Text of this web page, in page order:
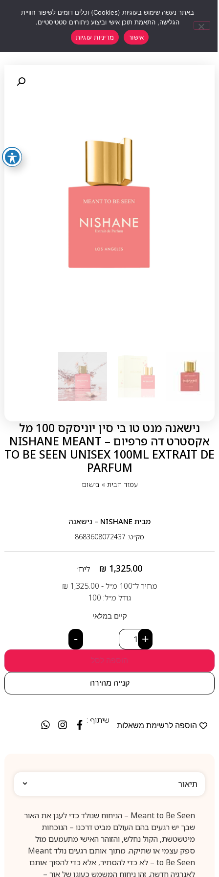
נישאנה מנט טו בי סין יוניסקס 100 מל
אקסטרט דה פרפיום – NISHANE MEANT
TO BE SEEN UNISEX 100ML EXTRAIT DE
PARFUM
עמוד הבית» בישום
מבית NISHANE – נישאנה
מק״ט: 8683608072437
₪ 1,325.00
ליח׳
מחיר ל־100 מ״ל -
₪ 1,325.00
גודל מ״ל: 100
קיים במלאי
- +
הוספה לסל
קנייה מהירה
הוספה לרשימת משאלות
שיתוף :
תיאור
Meant to Be Seen – הניחוח שנולד כדי לעגן את האור
שבך יש רגעים בהם העולם מביט דרכנו – הנוכחות
מיטשטשת, הקול נחלש, והזוהר האישי מתעמעם מול
ספק עצמי או שתיקה. מתוך אותם רגעים נולד Meant
to Be Seen – לא כדי להסתיר, אלא כדי להפוך אותם
לאנרגיה חדשה. זהו ניחוח המשמש כעוגן של אור –
באתר נעשה שימוש בעוגיות (Cookies) וכלים דומים לשיפור חוויית
הגלישה, התאמת תוכן אישי וביצוע ניתוחים סטטיסטיים.
אישור
מדיניות עוגיות